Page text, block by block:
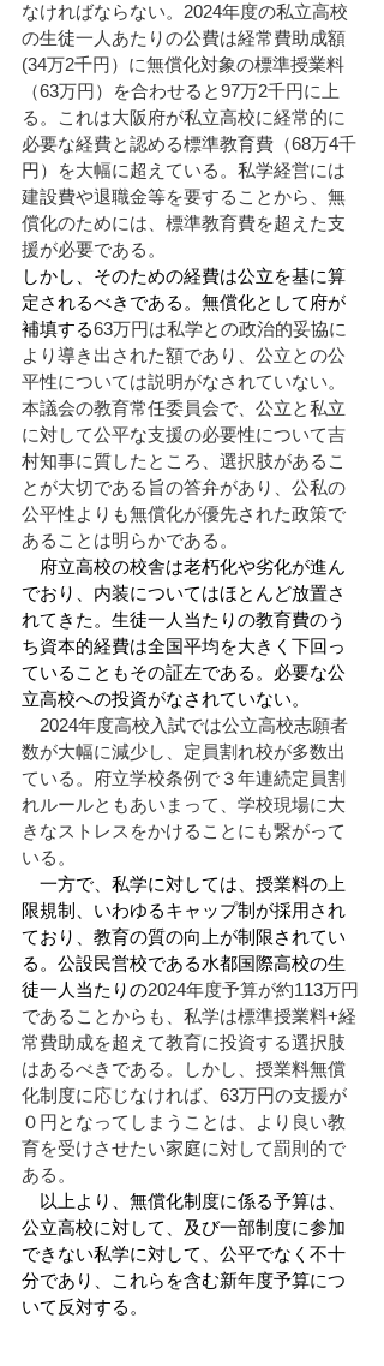
なければならない。2024年度の私立高校
の生徒一人あたりの公費は経常費助成額
(34万2千円）に無償化対象の標準授業料
（63万円）を合わせると97万2千円に上
る。これは大阪府が私立高校に経常的に
必要な経費と認める標準教育費（68万4千
円）を大幅に超えている。私学経営には
建設費や退職金等を要することから、無
償化のためには、標準教育費を超えた支
援が必要である。
しかし、そのための経費は公立を基に算
定されるべきである。無償化として府が
補填する63万円は私学との政治的妥協に
より導き出された額であり、公立との公
平性については説明がなされていない。
本議会の教育常任委員会で、公立と私立
に対して公平な支援の必要性について吉
村知事に質したところ、選択肢があるこ
とが大切である旨の答弁があり、公私の
公平性よりも無償化が優先された政策で
あることは明らかである。
府立高校の校舎は老朽化や劣化が進ん
でおり、内装についてはほとんど放置さ
れてきた。生徒一人当たりの教育費のう
ち資本的経費は全国平均を大きく下回っ
ていることもその証左である。必要な公
立高校への投資がなされていない。
2024年度高校入試では公立高校志願者
数が大幅に減少し、定員割れ校が多数出
ている。府立学校条例で３年連続定員割
れルールともあいまって、学校現場に大
きなストレスをかけることにも繋がって
いる。
一方で、私学に対しては、授業料の上
限規制、いわゆるキャップ制が採用され
ており、教育の質の向上が制限されてい
る。公設民営校である水都国際高校の生
徒一人当たりの2024年度予算が約113万円
であることからも、私学は標準授業料+経
常費助成を超えて教育に投資する選択肢
はあるべきである。しかし、授業料無償
化制度に応じなければ、63万円の支援が
０円となってしまうことは、より良い教
育を受けさせたい家庭に対して罰則的で
ある。
以上より、無償化制度に係る予算は、
公立高校に対して、及び一部制度に参加
できない私学に対して、公平でなく不十
分であり、これらを含む新年度予算につ
いて反対する。